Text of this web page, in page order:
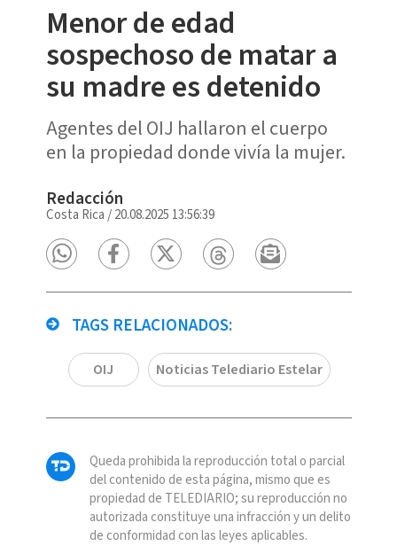
Menor de edad
sospechoso de matar a
su madre es detenido
Agentes del OIJ hallaron el cuerpo
en la propiedad donde vivía la mujer.
Redacción
Costa Rica /20.08.2025 13:56:39
TAGS RELACIONADOS:
OIJ Noticias Telediario Estelar
Queda prohibida la reproducción total o parcial
del contenido de esta página, mismo que es
propiedad de TELEDIARIO; su reproducción no
autorizada constituye una infracción y un delito
de conformidad con las leyes aplicables.